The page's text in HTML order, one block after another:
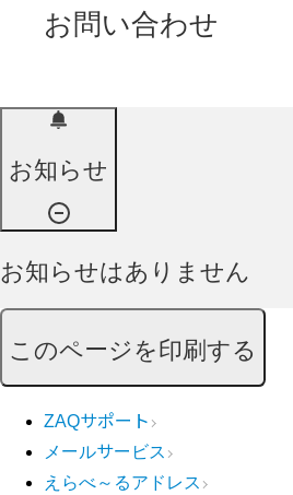
お問い合わせ
お知らせ
お知らせはありません
このページを印刷する
ZAQサポート
メールサービス
えらべ～るアドレス